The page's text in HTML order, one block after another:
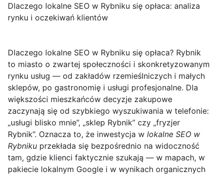
Dlaczego lokalne SEO w Rybniku się opłaca: analiza
rynku i oczekiwań klientów
Dlaczego lokalne SEO w Rybniku się opłaca? Rybnik
to miasto o zwartej społeczności i skonkretyzowanym
rynku usług — od zakładów rzemieślniczych i małych
sklepów, po gastronomię i usługi profesjonalne. Dla
większości mieszkańców decyzje zakupowe
zaczynają się od szybkiego wyszukiwania w telefonie:
„usługi blisko mnie”, „sklep Rybnik” czy „fryzjer
Rybnik”. Oznacza to, że inwestycja w lokalne SEO w
Rybniku przekłada się bezpośrednio na widoczność
tam, gdzie klienci faktycznie szukają — w mapach, w
pakiecie lokalnym Google i w wynikach organicznych